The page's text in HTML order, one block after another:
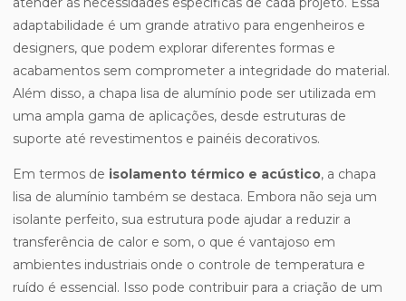
adaptabilidade é um grande atrativo para engenheiros e
designers, que podem explorar diferentes formas e
acabamentos sem comprometer a integridade do material.
Além disso, a chapa lisa de alumínio pode ser utilizada em
uma ampla gama de aplicações, desde estruturas de
suporte até revestimentos e painéis decorativos.
Em termos de isolamento térmico e acústico, a chapa
lisa de alumínio também se destaca. Embora não seja um
isolante perfeito, sua estrutura pode ajudar a reduzir a
transferência de calor e som, o que é vantajoso em
ambientes industriais onde o controle de temperatura e
ruído é essencial. Isso pode contribuir para a criação de um